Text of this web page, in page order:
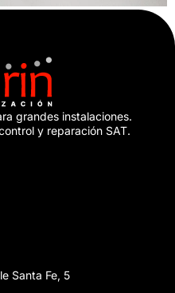
grandes instalaciones.
y reparación SAT.
Santa Fe, 5